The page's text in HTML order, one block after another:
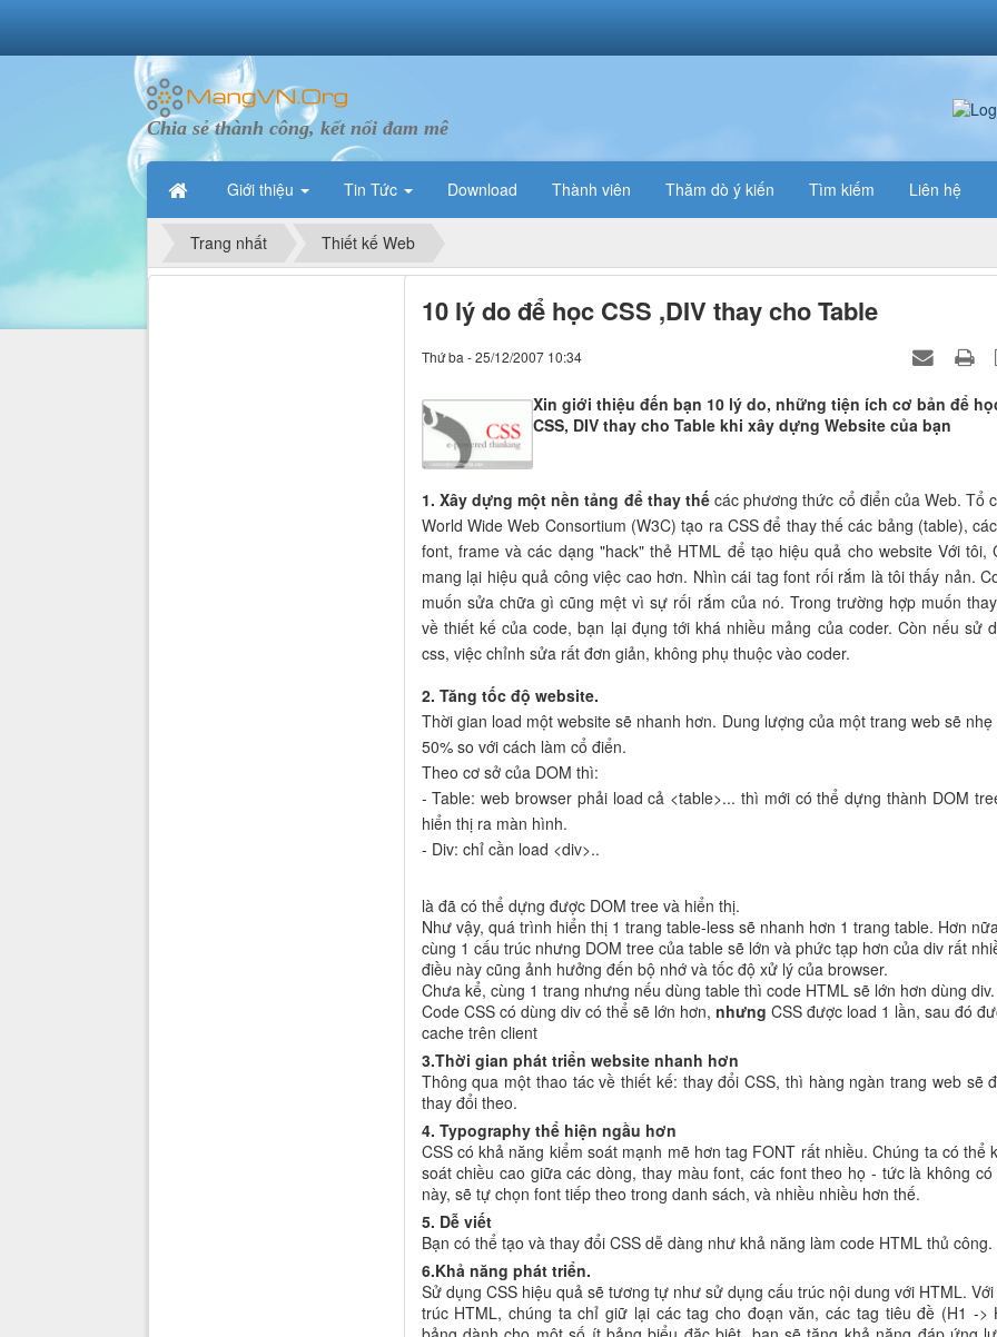
Chia sẻ thành công, kết nối đam mê
Giới thiệu Tin Tức Download Thành viên Thăm dò ý kiến Tìm kiếm Liên hệ
Trang nhất Thiết kế Web
10 lý do để học CSS ,DIV thay cho Table
Thứ ba - 25/12/2007 10:34
Xin giới thiệu đến bạn 10 lý do, những tiện ích cơ bản để
CSS, DIV thay cho Table khi xây dựng Website của bạn
1. Xây dựng một nền tảng để thay thếcác phương thức cổ điển của Web. Tổ
World Wide Web Consortium (W3C) tạo ra CSS để thay thế các bảng (table),
font, frame và các dạng "hack" thẻ HTML để tạo hiệu quả cho website Với tôi,
mang lại hiệu quả công việc cao hơn. Nhìn cái tag font rối rắm là tôi thấy nản.
muốn sửa chữa gì cũng mệt vì sự rối rắm của nó. Trong trường hợp muốn
về thiết kế của code, bạn lại đụng tới khá nhiều mảng của coder. Còn nếu sử
css, việc chỉnh sửa rất đơn giản, không phụ thuộc vào coder.
2. Tăng tốc độ website.
Thời gian load một website sẽ nhanh hơn. Dung lượng của một trang web sẽ nhẹ
50% so với cách làm cổ điển.
Theo cơ sở của DOM thì:
- Table: web browser phải load cả <table>... thì mới có thể dựng thành DOM
hiển thị ra màn hình.
- Div: chỉ cần load <div>..
là đã có thể dựng được DOM tree và hiển thị.
Như vậy, quá trình hiển thị 1 trang table-less sẽ nhanh hơn 1 trang table. Hơn
cùng 1 cấu trúc nhưng DOM tree của table sẽ lớn và phức tạp hơn của div rất
điều này cũng ảnh hưởng đến bộ nhớ và tốc độ xử lý của browser.
Chưa kể, cùng 1 trang nhưng nếu dùng table thì code HTML sẽ lớn hơn dùng div.
Code CSS có dùng div có thể sẽ lớn hơn, nhưng CSS được load 1 lần, sau đó
cache trên client
3.Thời gian phát triển website nhanh hơn
Thông qua một thao tác về thiết kế: thay đổi CSS, thì hàng ngàn trang web sẽ
thay đổi theo.
4. Typography thể hiện ngầu hơn
CSS có khả năng kiểm soát mạnh mẽ hơn tag FONT rất nhiều. Chúng ta có thể
soát chiều cao giữa các dòng, thay màu font, các font theo họ - tức là không có
này, sẽ tự chọn font tiếp theo trong danh sách, và nhiều nhiều hơn thế.
5. Dễ viết
Bạn có thể tạo và thay đổi CSS dễ dàng như khả năng làm code HTML thủ công.
6.Khả năng phát triển.
Sử dụng CSS hiệu quả sẽ tương tự như sử dụng cấu trúc nội dung với HTML. Với
trúc HTML, chúng ta chỉ giữ lại các tag cho đoạn văn, các tag tiêu đề (H1 ->
Tổng số điểm của bài viết là: 0
Click để